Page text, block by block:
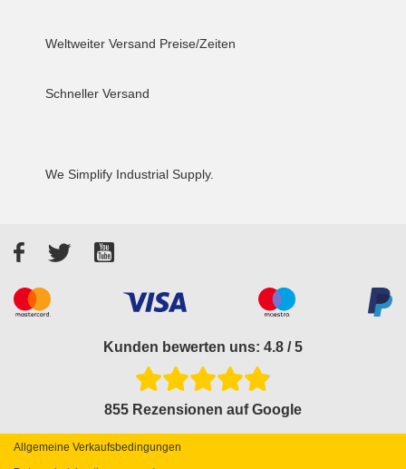
Weltweiter Versand Preise/Zeiten
Schneller Versand
We Simplify Industrial Supply.
FacebookTwitterYouTube
Kunden bewerten uns: 4.8 / 5
855 Rezensionen auf Google
Allgemeine Verkaufsbedingungen